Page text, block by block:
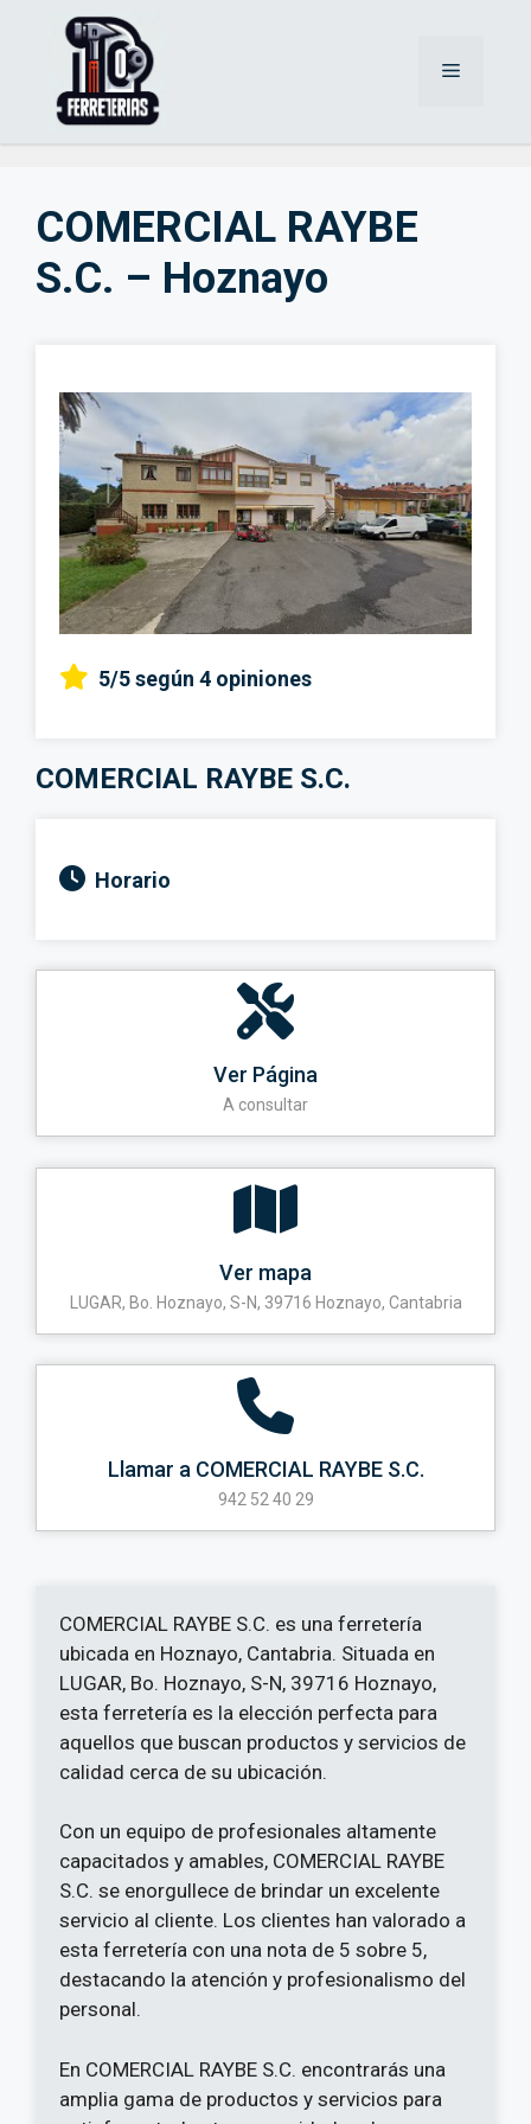
Menú
COMERCIAL RAYBE
S.C. – Hoznayo
5/5según 4 opiniones
COMERCIAL RAYBE S.C.
Horario
Ver Página
A consultar
Ver mapa
LUGAR, Bo. Hoznayo, S-N, 39716 Hoznayo, Cantabria
Llamar a COMERCIAL RAYBE S.C.
942 52 40 29
COMERCIAL RAYBE S.C. es una ferretería
ubicada en Hoznayo, Cantabria. Situada en
LUGAR, Bo. Hoznayo, S-N, 39716 Hoznayo,
esta ferretería es la elección perfecta para
aquellos que buscan productos y servicios de
calidad cerca de su ubicación.
Con un equipo de profesionales altamente
capacitados y amables, COMERCIAL RAYBE
S.C. se enorgullece de brindar un excelente
servicio al cliente. Los clientes han valorado a
esta ferretería con una nota de 5 sobre 5,
destacando la atención y profesionalismo del
personal.
En COMERCIAL RAYBE S.C. encontrarás una
amplia gama de productos y servicios para